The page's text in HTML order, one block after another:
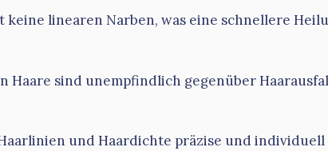
linearen Narben, was eine schnellere
Haare sind unempfindlich gegenüber
und Haardichte präzise und